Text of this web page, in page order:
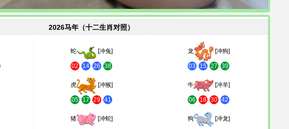
2026马年（十二生肖对照）
蛇 [冲兔]
02 14 26 38
龙 [冲狗]
03 15 27 39
虎 [冲猴]
05 17 29 41
牛 [冲羊]
06 18 30 42
猪 [冲蛇] 狗 [冲龙]